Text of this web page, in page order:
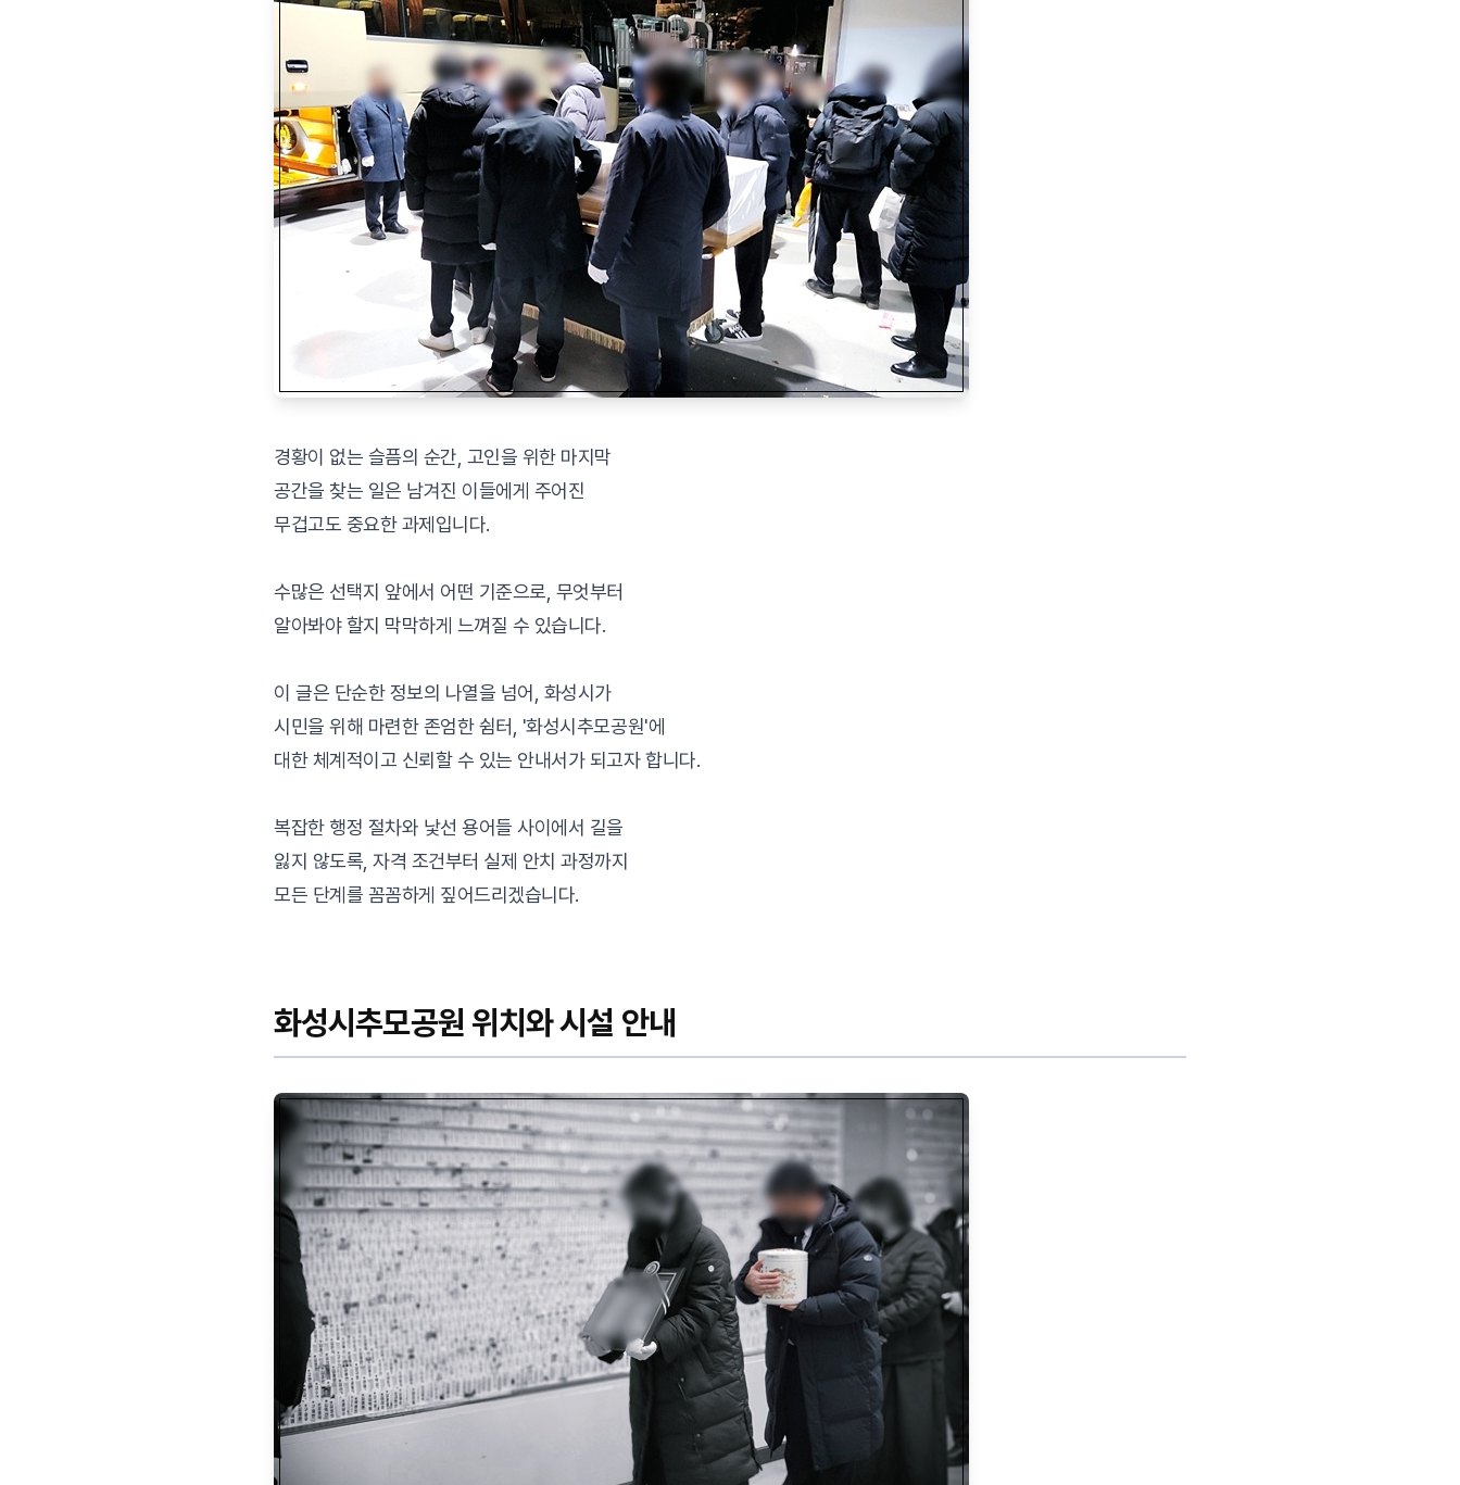
경황이 없는 슬픔의 순간, 고인을 위한 마지막
공간을 찾는 일은 남겨진 이들에게 주어진
무겁고도 중요한 과제입니다.
수많은 선택지 앞에서 어떤 기준으로, 무엇부터
알아봐야 할지 막막하게 느껴질 수 있습니다.
이 글은 단순한 정보의 나열을 넘어, 화성시가
시민을 위해 마련한 존엄한 쉼터, '화성시추모공원'에
대한 체계적이고 신뢰할 수 있는 안내서가 되고자 합니다.
복잡한 행정 절차와 낯선 용어들 사이에서 길을
잃지 않도록, 자격 조건부터 실제 안치 과정까지
모든 단계를 꼼꼼하게 짚어드리겠습니다.
화성시추모공원 위치와 시설 안내